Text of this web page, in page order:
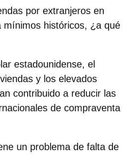
por extranjeros en
mínimos históricos, ¿a qué
estadounidense, el
y los elevados
contribuido a reducir las
de compraventa
un problema de falta de